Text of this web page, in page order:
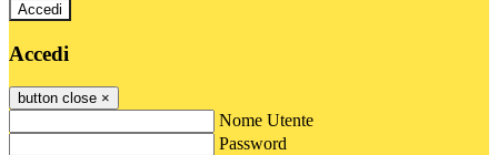
Accedi
Accedi
button close ×
Nome Utente
Password